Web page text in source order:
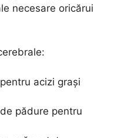
necesare oricărui
acizi grași
pădure pentru